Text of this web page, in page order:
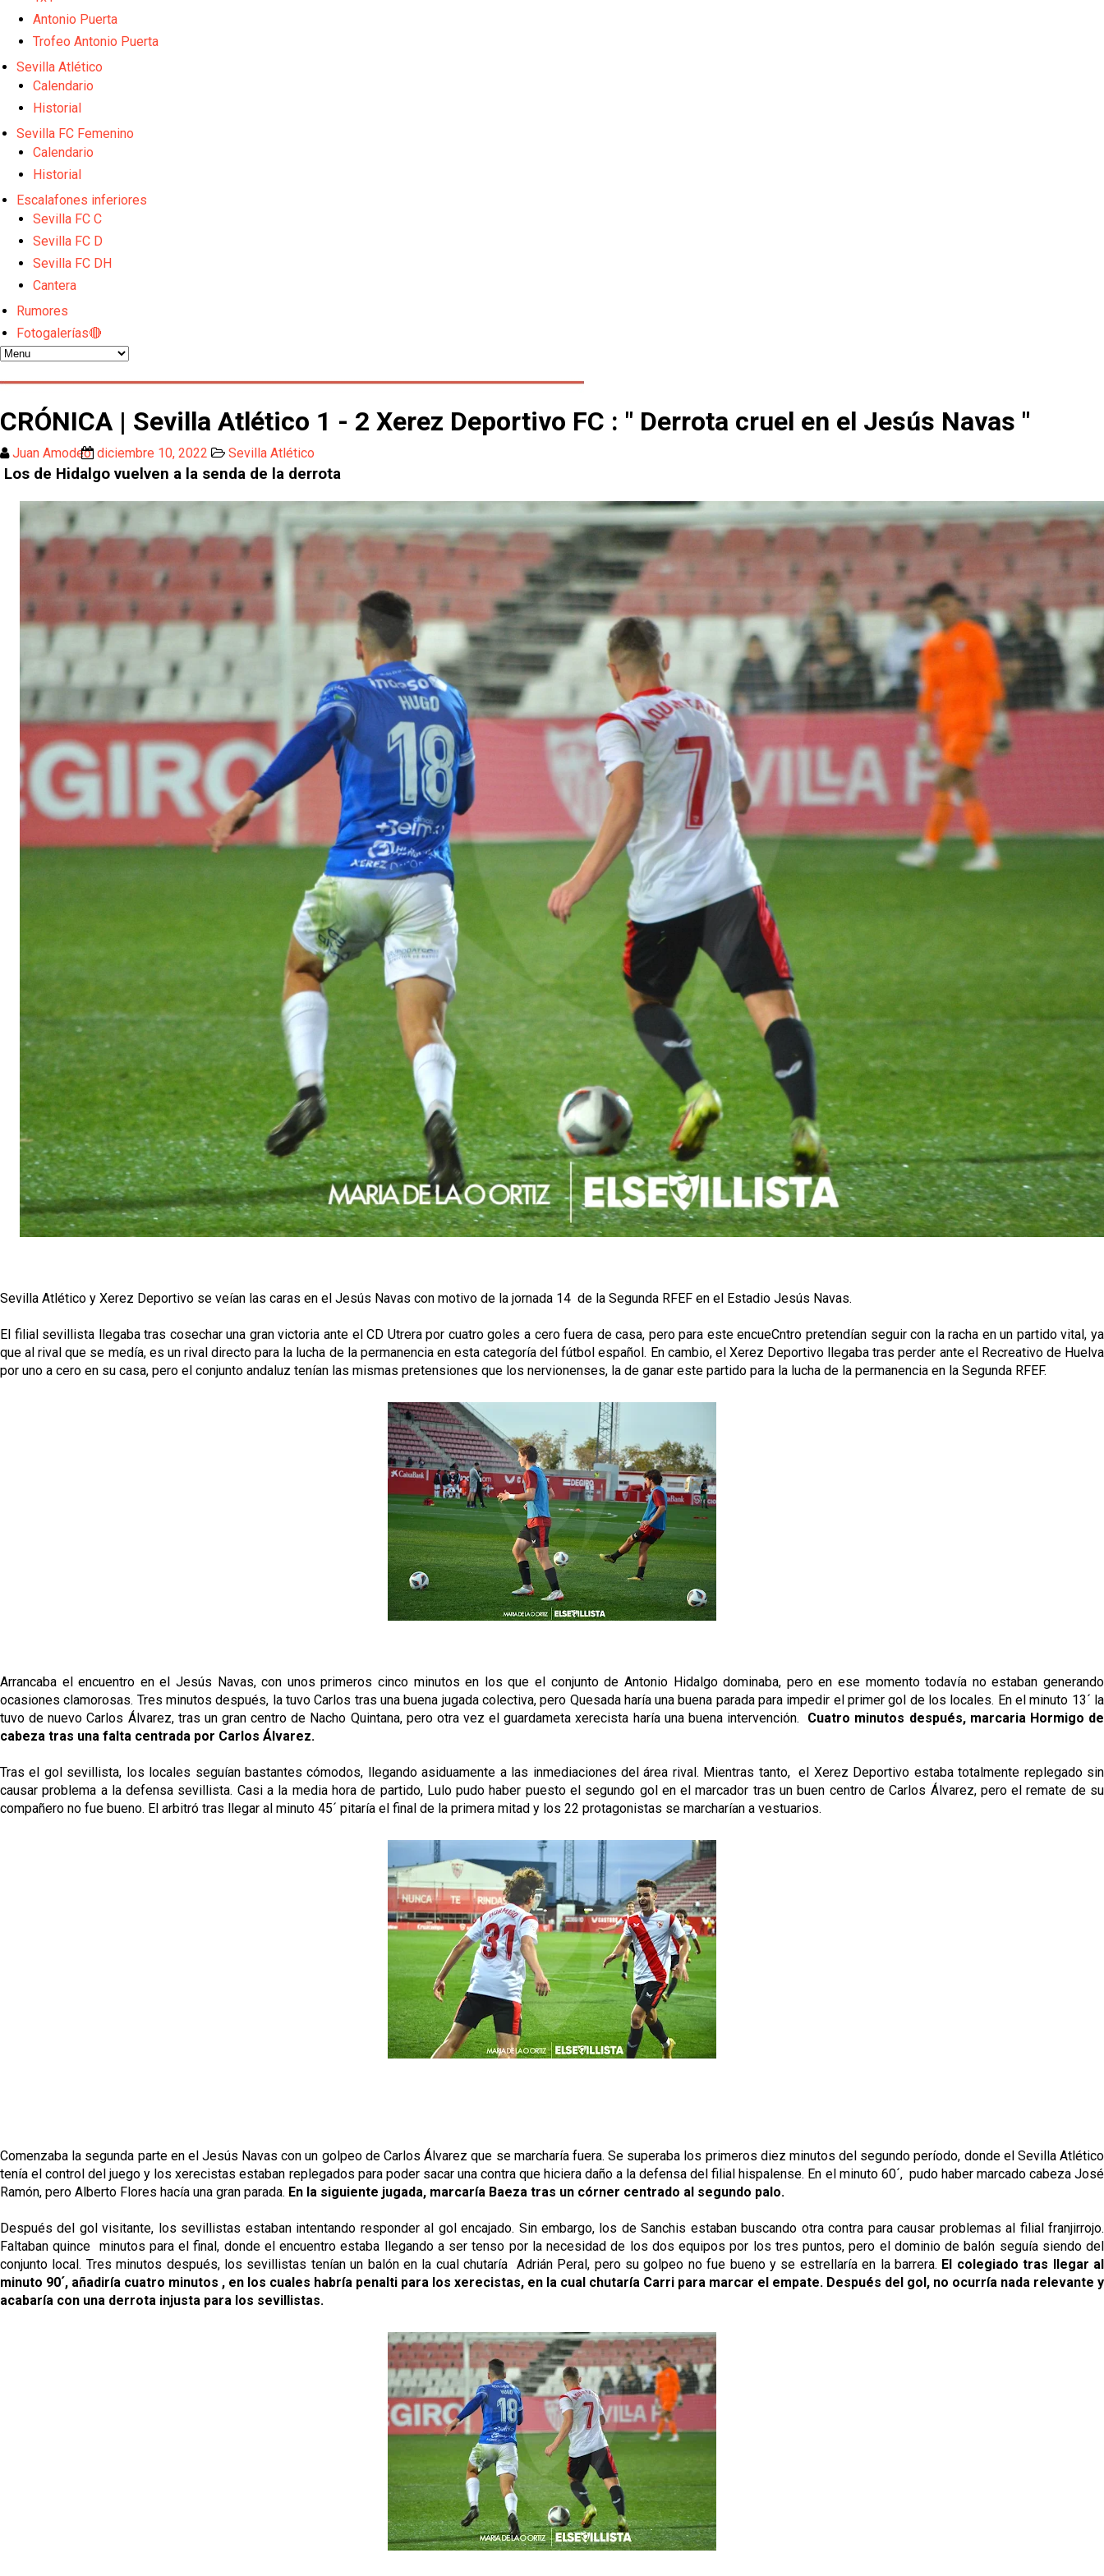
El Sevilla oficializa el traspaso de Sow
Miguel Sierra: La temporada pasada se vio reflejado que podemos tirar para delante y trabajamos con ilusión
OFICIAL | Juanlu se marcha al Bournemouth
Antonio Puerta
Trofeo Antonio Puerta
Sevilla Atlético
Calendario
Historial
Sevilla FC Femenino
Calendario
Historial
Escalafones inferiores
Sevilla FC C
Sevilla FC D
Sevilla FC DH
Cantera
Rumores
Fotogalerías🔴
CRÓNICA | Sevilla Atlético 1 - 2 Xerez Deportivo FC : " Derrota cruel en el Jesús Navas "
Juan Amodeo diciembre 10, 2022 Sevilla Atlético
Los de Hidalgo vuelven a la senda de la derrota
Sevilla Atlético y Xerez Deportivo se veían las caras en el Jesús Navas con motivo de la jornada 14 de la Segunda RFEF en el Estadio Jesús Navas.
El filial sevillista llegaba tras cosechar una gran victoria ante el CD Utrera por cuatro goles a cero fuera de casa, pero para este encueCntro pretendían seguir con la racha en un partido vital, ya
que al rival que se medía, es un rival directo para la lucha de la permanencia en esta categoría del fútbol español. En cambio, el Xerez Deportivo llegaba tras perder ante el Recreativo de Huelva
por uno a cero en su casa, pero el conjunto andaluz tenían las mismas pretensiones que los nervionenses, la de ganar este partido para la lucha de la permanencia en la Segunda RFEF.
Arrancaba el encuentro en el Jesús Navas, con unos primeros cinco minutos en los que el conjunto de Antonio Hidalgo dominaba, pero en ese momento todavía no estaban generando
ocasiones clamorosas. Tres minutos después, la tuvo Carlos tras una buena jugada colectiva, pero Quesada haría una buena parada para impedir el primer gol de los locales. En el minuto 13´ la
tuvo de nuevo Carlos Álvarez, tras un gran centro de Nacho Quintana, pero otra vez el guardameta xerecista haría una buena intervención. Cuatro minutos después, marcaria Hormigo de
cabeza tras una falta centrada por Carlos Álvarez.
Tras el gol sevillista, los locales seguían bastantes cómodos, llegando asiduamente a las inmediaciones del área rival. Mientras tanto, el Xerez Deportivo estaba totalmente replegado sin
causar problema a la defensa sevillista. Casi a la media hora de partido, Lulo pudo haber puesto el segundo gol en el marcador tras un buen centro de Carlos Álvarez, pero el remate de su
compañero no fue bueno. El arbitró tras llegar al minuto 45´ pitaría el final de la primera mitad y los 22 protagonistas se marcharían a vestuarios.
Comenzaba la segunda parte en el Jesús Navas con un golpeo de Carlos Álvarez que se marcharía fuera. Se superaba los primeros diez minutos del segundo período, donde el Sevilla Atlético
tenía el control del juego y los xerecistas estaban replegados para poder sacar una contra que hiciera daño a la defensa del filial hispalense. En el minuto 60´, pudo haber marcado cabeza José
Ramón, pero Alberto Flores hacía una gran parada. En la siguiente jugada, marcaría Baeza tras un córner centrado al segundo palo.
Después del gol visitante, los sevillistas estaban intentando responder al gol encajado. Sin embargo, los de Sanchis estaban buscando otra contra para causar problemas al filial franjirrojo.
Faltaban quince minutos para el final, donde el encuentro estaba llegando a ser tenso por la necesidad de los dos equipos por los tres puntos, pero el dominio de balón seguía siendo del
conjunto local. Tres minutos después, los sevillistas tenían un balón en la cual chutaría Adrián Peral, pero su golpeo no fue bueno y se estrellaría en la barrera. El colegiado tras llegar al
minuto 90´, añadiría cuatro minutos , en los cuales habría penalti para los xerecistas, en la cual chutaría Carri para marcar el empate. Después del gol, no ocurría nada relevante y
acabaría con una derrota injusta para los sevillistas.